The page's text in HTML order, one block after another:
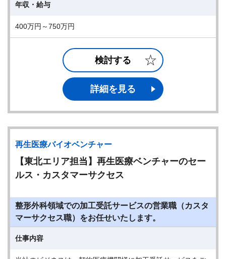
年収・給与
400万円～750万円
検討する
詳細を見る
再生医療バイオベンチャー
【東北エリア担当】再生医療ベンチャーのセー
ルス・カスタマーサクセス
整形外科領域での加工受託サービスの営業職（カスタ
マーサクセス職）をお任せいたします。
仕事内容